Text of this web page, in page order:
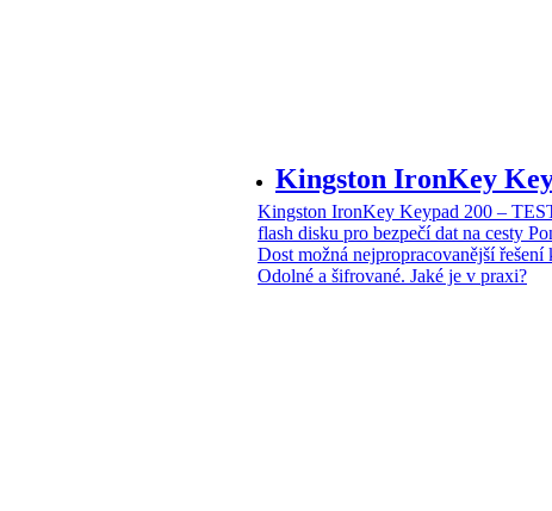
Kingston IronKey
Kingston IronKey Keypad 200 –
flash disku pro bezpečí dat na cesty
Dost možná nejpropracovanější
Odolné a šifrované. Jaké je v praxi?